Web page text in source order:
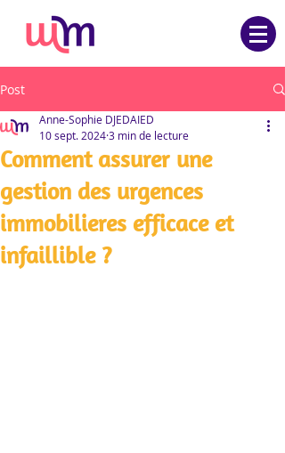
Post
Comment assurer une
gestion des urgences
immobilieres efficace et
infaillible ?
Anne-Sophie DJEDAIED
10 sept. 20243 min de lecture